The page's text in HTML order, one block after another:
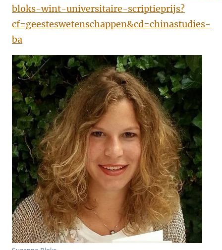
bloks-wint-universitaire-scriptieprijs?
cf=geesteswetenschappen&cd=chinastudies-
ba